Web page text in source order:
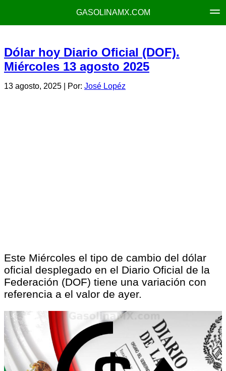
GASOLINAMX.COM
Dólar hoy Diario Oficial (DOF).
Miércoles 13 agosto 2025
13 agosto, 2025 | Por: José Lopéz
Este Miércoles el tipo de cambio del dólar
oficial desplegado en el Diario Oficial de la
Federación (DOF) tiene una variación con
referencia a el valor de ayer.